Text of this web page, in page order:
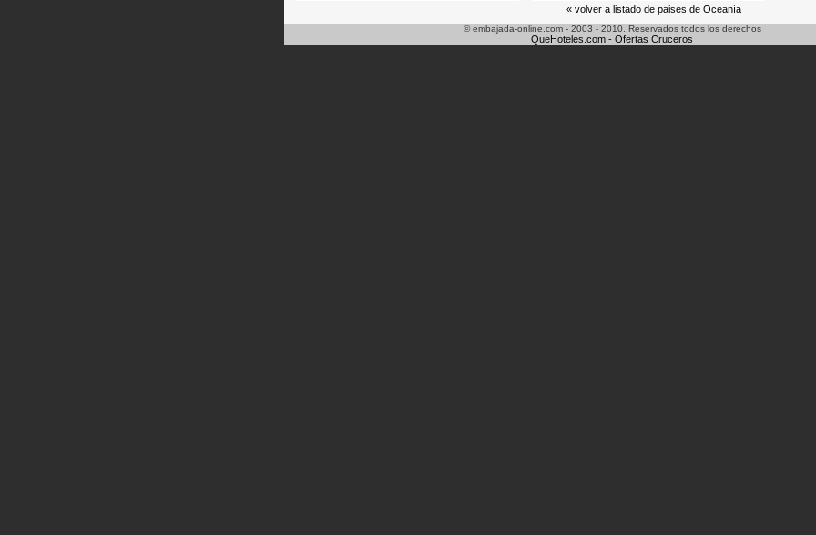
« volver a listado de paises de Oceanía
© embajada-online.com - 2003 - 2010. Reservados todos los derechos
QueHoteles.com - Ofertas Cruceros